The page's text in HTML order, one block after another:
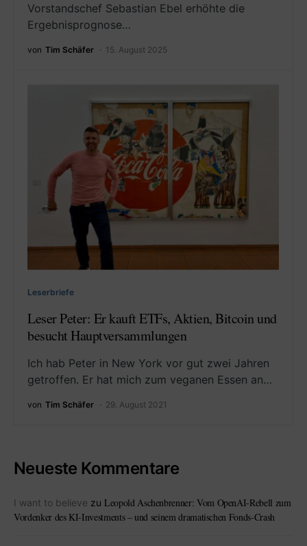
Vorstandschef Sebastian Ebel erhöhte die
Ergebnisprognose…
von Tim Schäfer 15. August 2025
Leserbriefe
Leser Peter: Er kauft ETFs, Aktien, Bitcoin und
besucht Hauptversammlungen
Ich hab Peter in New York vor gut zwei Jahren
getroffen. Er hat mich zum veganen Essen an…
von Tim Schäfer 29. August 2021
Neueste Kommentare
I want to believe zu Leopold Aschenbrenner: Vom OpenAI-Rebell zum
Vordenker des KI-Investments – und seinem dramatischen Fonds-Crash